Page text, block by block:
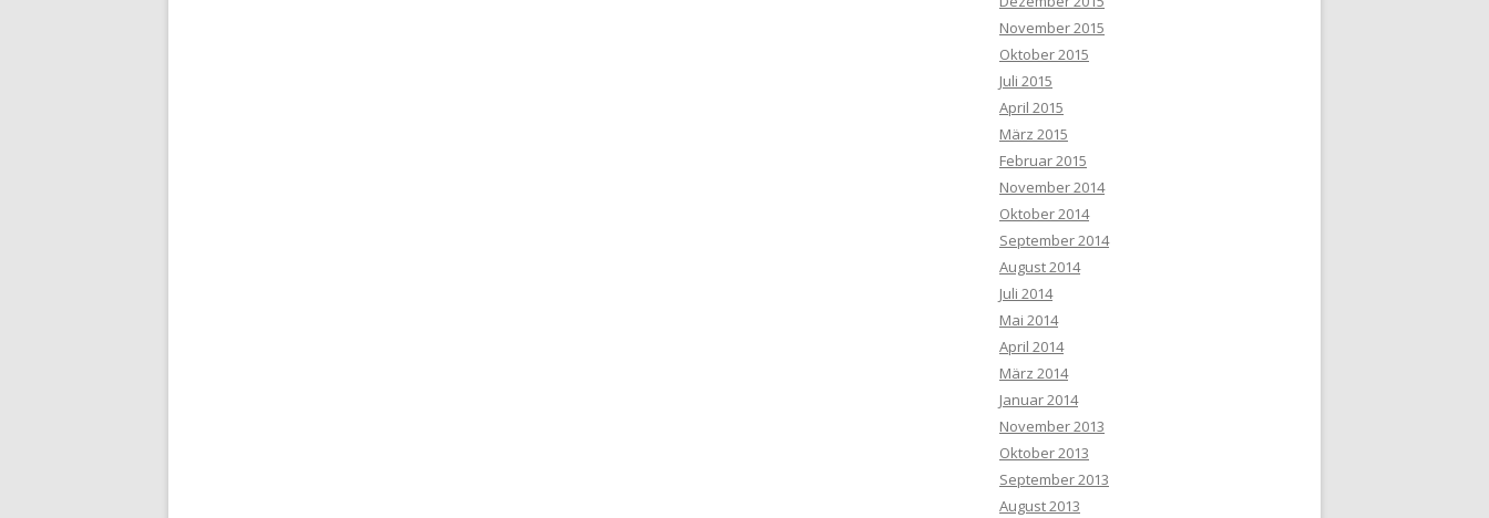
November 2015
Oktober 2015
Juli 2015
April 2015
März 2015
Februar 2015
November 2014
Oktober 2014
September 2014
August 2014
Juli 2014
Mai 2014
April 2014
März 2014
Januar 2014
November 2013
Oktober 2013
September 2013
August 2013